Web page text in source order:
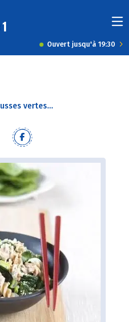
Ouvert jusqu'à 19:30
vertes...